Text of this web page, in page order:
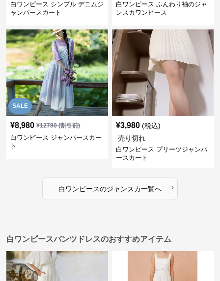
白ワンピース シンプル デニムジ
ャンパースカート
白ワンピース ふんわり袖のジャ
ンスカワンピース
SALE
¥8,980 ¥12780(割引前)
白ワンピース ジャンパースカー
ト
¥3,980 (税込)
売り切れ
白ワンピース プリーツジャンパ
ースカート
白ワンピースのジャンスカ一覧へ ›
白ワンピースパンツドレスのおすすめアイテム